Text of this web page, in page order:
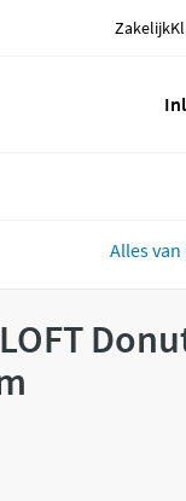
Zakelijk
Alles